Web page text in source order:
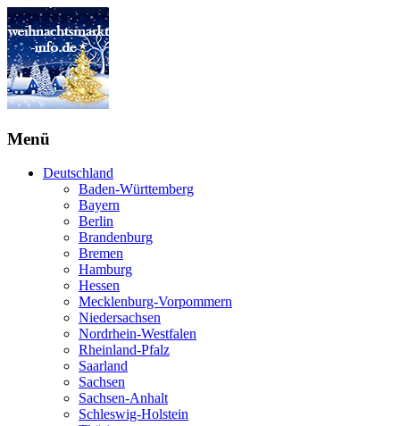
Menü
Deutschland
Baden-Württemberg
Bayern
Berlin
Brandenburg
Bremen
Hamburg
Hessen
Mecklenburg-Vorpommern
Niedersachsen
Nordrhein-Westfalen
Rheinland-Pfalz
Saarland
Sachsen
Sachsen-Anhalt
Schleswig-Holstein